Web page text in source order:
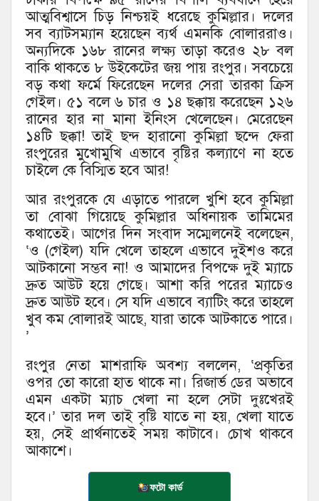
আত্মবিশ্বাসে চিড় নিশ্চয়ই ধরেছে কুমিল্লার। দলের
সব ব্যাটসম্যান হয়েছেন ব্যর্থ এমনকি বোলাররাও।
অন্যদিকে ১৬৮ রানের লক্ষ্য তাড়া করেও ২৮ বল
বাকি থাকতে ৮ উইকেটের জয় পায় রংপুর। সবচেয়ে
বড় কথা ফর্মে ফিরেছেন দলের সেরা তারকা ক্রিস
গেইল। ৫১ বলে ৬ চার ও ১৪ ছক্কায় করেছেন ১২৬
রানের হার না মানা ইনিংস খেলেছেন। মেরেছেন
১৪টি ছক্কা! তাই ছন্দ হারানো কুমিল্লা ছন্দে ফেরা
রংপুরের মুখোমুখি এভাবে বৃষ্টির কল্যাণে না হতে
চাইলে কে বিস্মিত হবে আর!
আর রংপুরকে যে এড়াতে পারলে খুশি হবে কুমিল্লা
তা বোঝা গিয়েছে কুমিল্লার অধিনায়ক তামিমের
কথাতেই। আগের দিন সংবাদ সম্মেলনেই বলেছেন,
‘ও (গেইল) যদি খেলে তাহলে এভাবে দুইশও করে
আটকানো সম্ভব না! ও আমাদের বিপক্ষে দুই ম্যাচে
দ্রুত আউট হয়ে গেছে। আশা করি পরের ম্যাচেও
দ্রুত আউট হবে। সে যদি এভাবে ব্যাটিং করে তাহলে
খুব কম বোলারই আছে, যারা তাকে আটকাতে পারে।
’
রংপুর নেতা মাশরাফি অবশ্য বললেন, ‘প্রকৃতির
ওপর তো কারো হাত থাকে না। রিজার্ভ ডের অভাবে
এমন একটা ম্যাচ খেলা না হলে সেটা দুঃখেরই
হবে।’ তার দল তাই বৃষ্টি যাতে না হয়, খেলা যাতে
হয়, সেই প্রার্থনাতেই সময় কাটাবে। চোখ থাকবে
আকাশে।
ফটো কার্ড